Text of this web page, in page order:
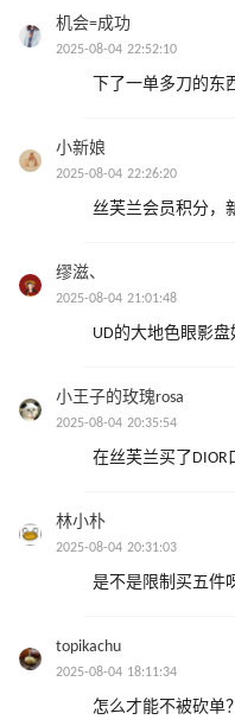
机会=成功
2025-08-04 22:52:10
下了一单多刀的
小新娘
2025-08-04 22:26:20
丝芙兰会员积分，
缪滋、
2025-08-04 21:01:48
UD的大地色眼影盘
小王子的玫瑰rosa
2025-08-04 20:35:54
在丝芙兰买了DIOR
林小朴
2025-08-04 20:31:03
是不是限制买五件
topikachu
2025-08-04 18:11:34
怎么才能不被砍单？